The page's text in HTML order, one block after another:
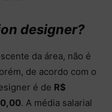
designer?
da área, não é
de acordo com o
é de R$
. A média salarial